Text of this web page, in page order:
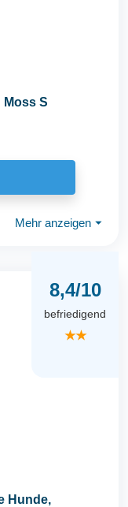
Moss S
Mehr anzeigen ⏷
8,4/10
befriedigend
★★
Hunde,